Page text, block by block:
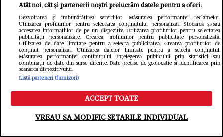
Ce s-a întâmplat cu Iustina Loghin și
Meniu Caută
Atât noi, cât și partenerii noștri prelucrăm datele pentru a oferi:
Dezvoltarea și îmbunătățirea serviciilor. Măsurarea performanței reclamelor.
Utilizarea profilurilor pentru selectarea conținutului personalizat. Stocarea și/sau
accesarea informațiilor de pe un dispozitiv. Utilizarea profilurilor pentru selectarea
publicității personalizate. Crearea profilurilor pentru publicitate personalizată.
Utilizarea de date limitate pentru a selecta publicitatea. Crearea profilurilor de
conținut personalizat. Utilizarea datelor limitate pentru a selecta conținutul.
Măsurarea performanței conținutului. Înțelegerea publicului prin statistici sau
combinații de date din surse diferite. Date precise de geolocație și identificarea prin
scanarea dispozitivului.
Listă parteneri (furnizori)
ACCEPT TOATE
VREAU SA MODIFIC SETARILE INDIVIDUAL